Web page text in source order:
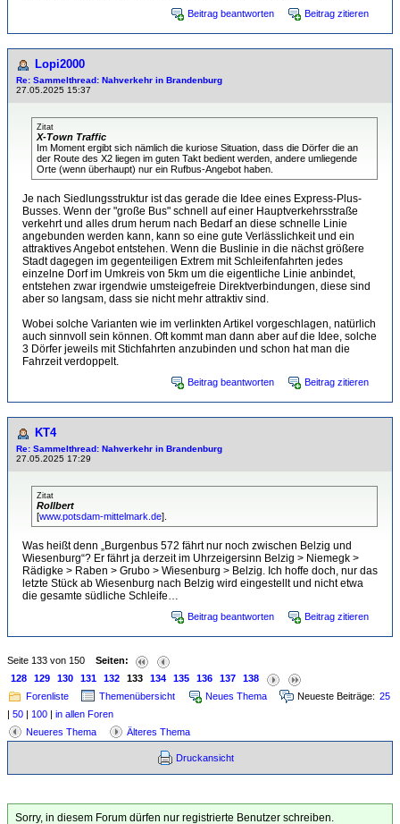
Beitrag beantworten Beitrag zitieren
Lopi2000
Re: Sammelthread: Nahverkehr in Brandenburg
27.05.2025 15:37
Zitat
X-Town Traffic
Im Moment ergibt sich nämlich die kuriose Situation, dass die Dörfer die an
der Route des X2 liegen im guten Takt bedient werden, andere umliegende
Orte (wenn überhaupt) nur ein Rufbus-Angebot haben.
Je nach Siedlungsstruktur ist das gerade die Idee eines Express-Plus-
Busses. Wenn der "große Bus" schnell auf einer Hauptverkehrsstraße
verkehrt und alles drum herum nach Bedarf an diese schnelle Linie
angebunden werden kann, kann so eine gute Verlässlichkeit und ein
attraktives Angebot entstehen. Wenn die Buslinie in die nächst größere
Stadt dagegen im gegenteiligen Extrem mit Schleifenfahrten jedes
einzelne Dorf im Umkreis von 5km um die eigentliche Linie anbindet,
entstehen zwar irgendwie umsteigefreie Direktverbindungen, diese sind
aber so langsam, dass sie nicht mehr attraktiv sind.
Wobei solche Varianten wie im verlinkten Artikel vorgeschlagen, natürlich
auch sinnvoll sein können. Oft kommt man dann aber auf die Idee, solche
3 Dörfer jeweils mit Stichfahrten anzubinden und schon hat man die
Fahrzeit verdoppelt.
Beitrag beantworten Beitrag zitieren
KT4
Re: Sammelthread: Nahverkehr in Brandenburg
27.05.2025 17:29
Zitat
Rollbert
[www.potsdam-mittelmark.de].
Was heißt denn „Burgenbus 572 fährt nur noch zwischen Belzig und
Wiesenburg“? Er fährt ja derzeit im Uhrzeigersinn Belzig > Niemegk >
Rädigke > Raben > Grubo > Wiesenburg > Belzig. Ich hoffe doch, nur das
letzte Stück ab Wiesenburg nach Belzig wird eingestellt und nicht etwa
die gesamte südliche Schleife…
Beitrag beantworten Beitrag zitieren
Seite 133 von 150 Seiten:
128
129 130 131 132 133 134 135 136 137
138
Forenliste
Themenübersicht Neues Thema Neueste Beiträge: 25
| 50 | 100 | in allen Foren
Neueres Thema
Älteres Thema
Druckansicht
Sorry, in diesem Forum dürfen nur registrierte Benutzer schreiben.